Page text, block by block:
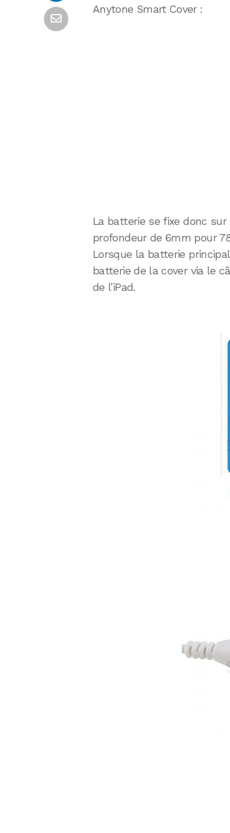
Anytone Smart Cover :
La batterie se fixe donc
profondeur de 6mm pour
Lorsque la batterie
batterie de la cover via le
de l’iPad.